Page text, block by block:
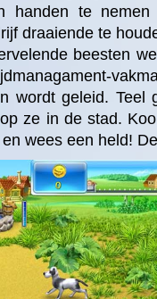
handen te
draaiende te
beesten
wordt geleid. Teel
ze in de stad.
wees een held!